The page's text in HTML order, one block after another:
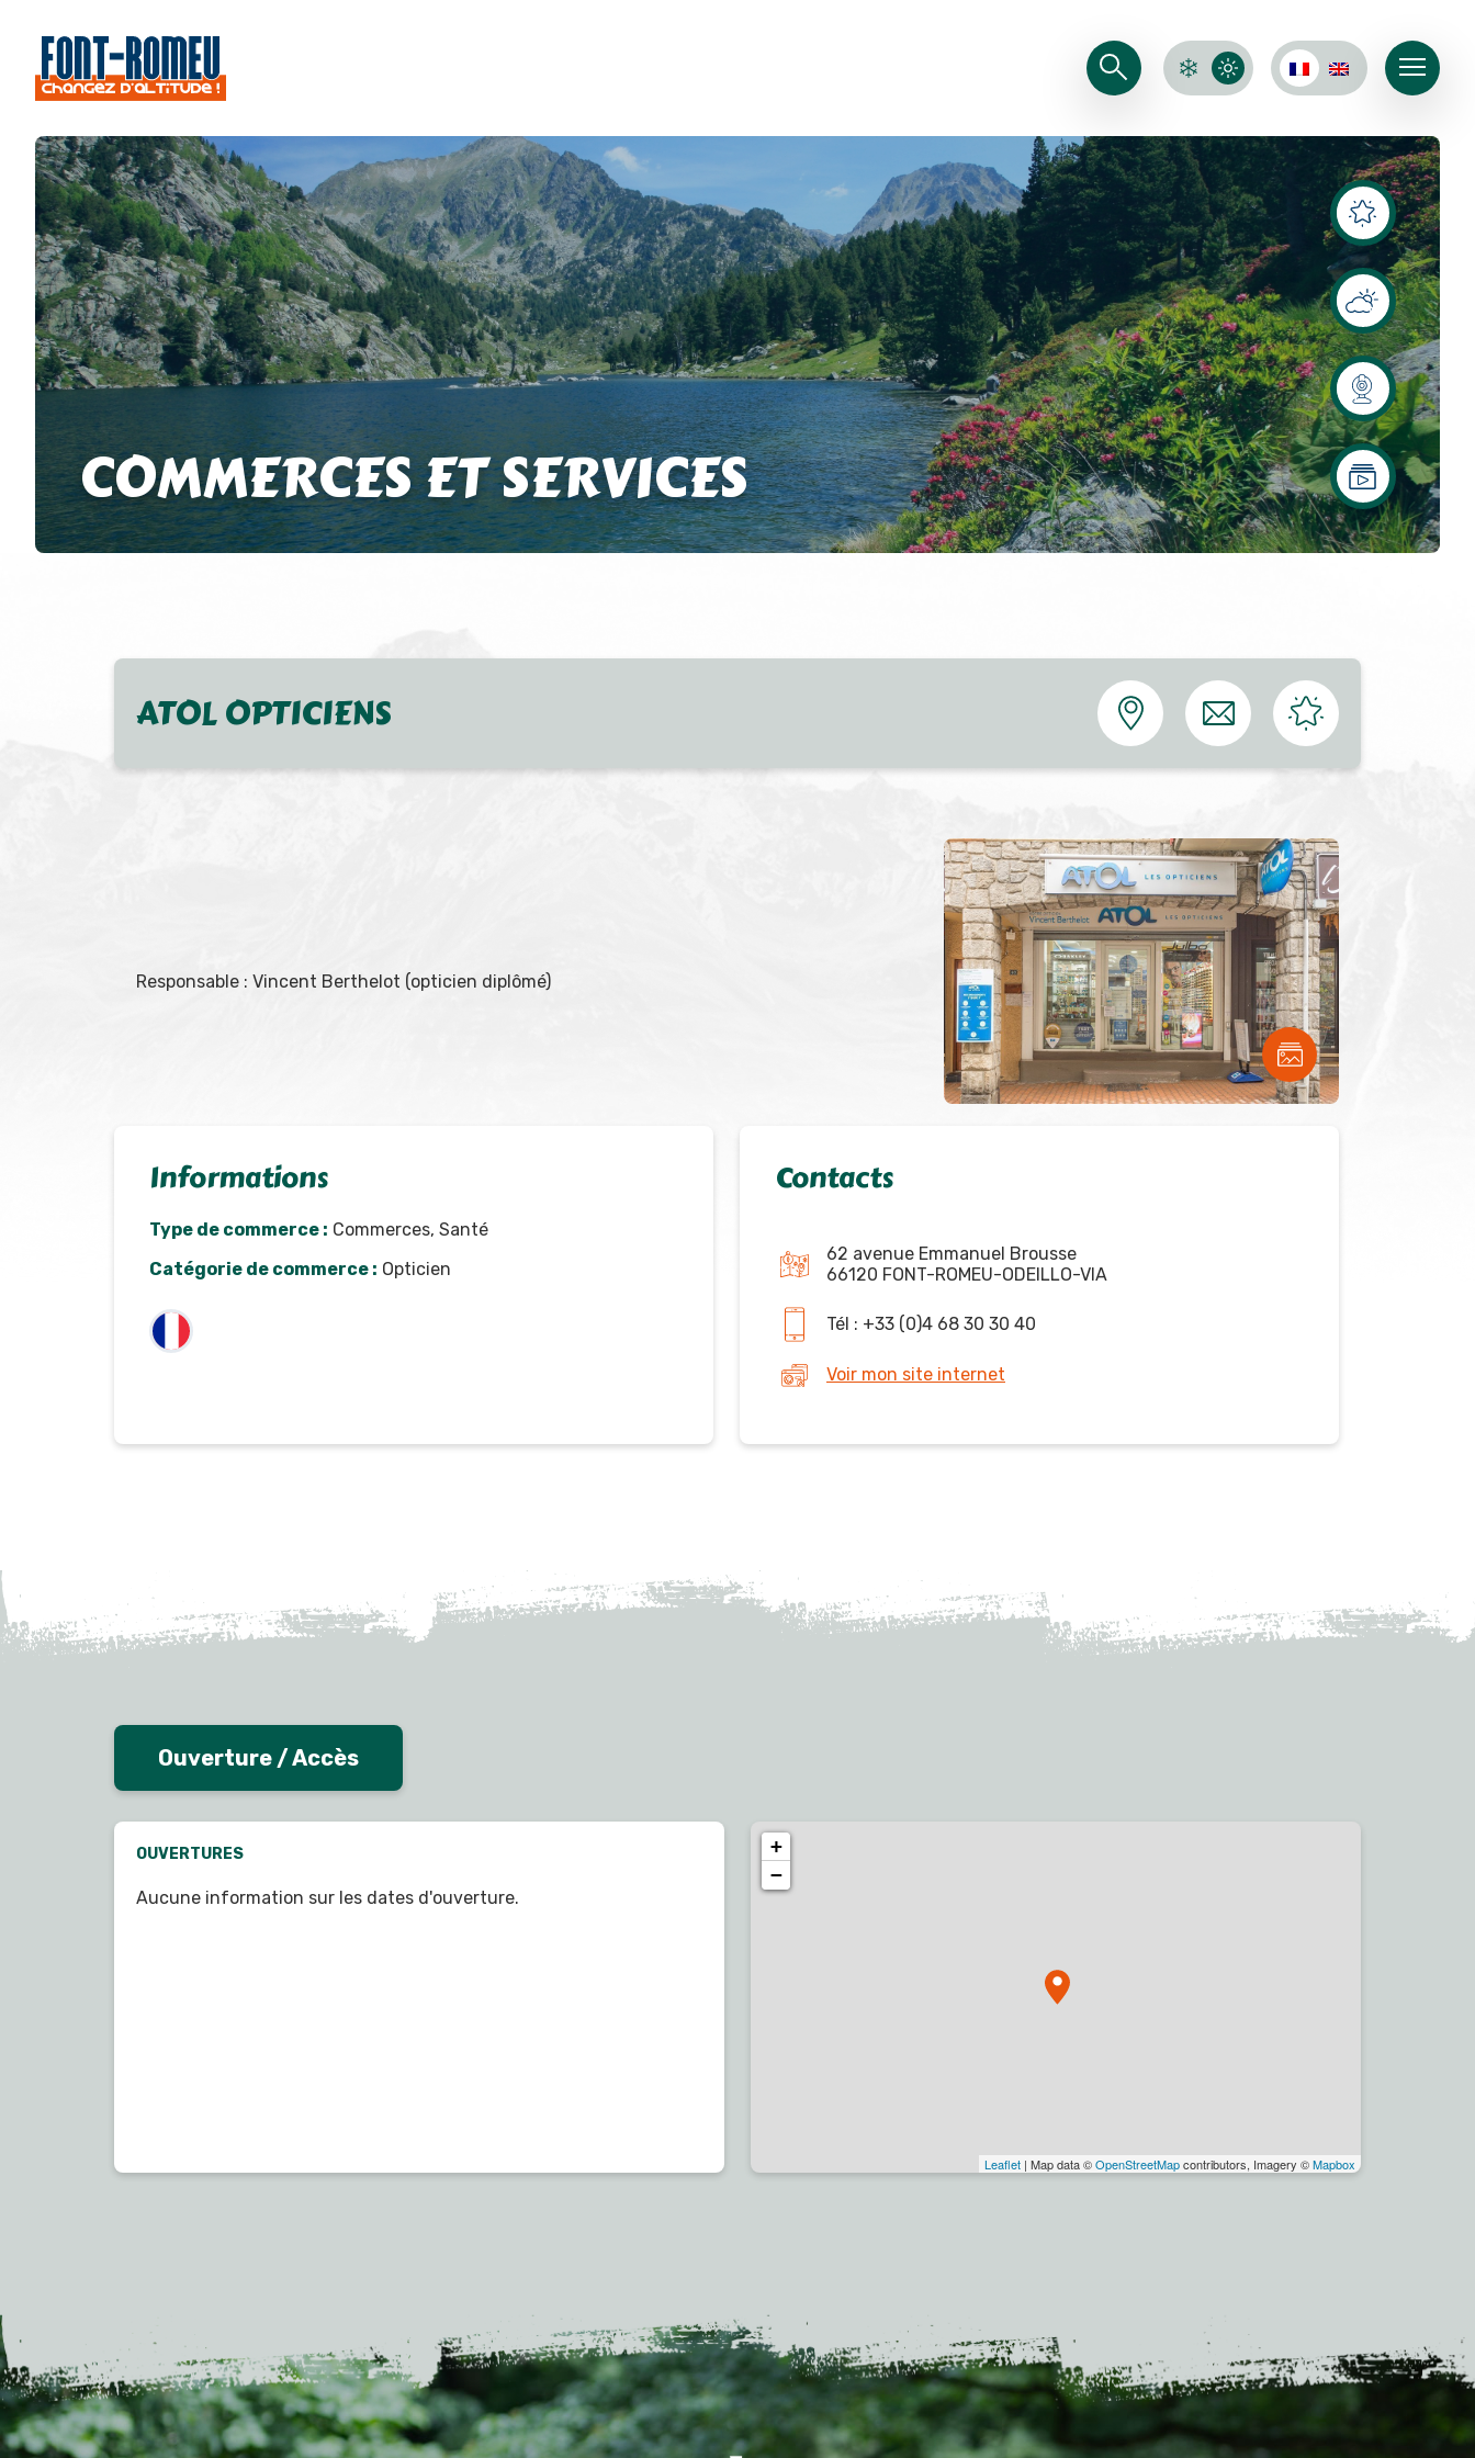
COMMERCES ET SERVICES
ATOL OPTICIENS
Responsable : Vincent Berthelot (opticien diplômé)
Informations
Type de commerce : Commerces, Santé
Catégorie de commerce : Opticien
Contacts
62 avenue Emmanuel Brousse
66120 FONT-ROMEU-ODEILLO-VIA
Tél : +33 (0)4 68 30 30 40
Voir mon site internet
Ouverture / Accès
OUVERTURES
Aucune information sur les dates d'ouverture.
+
−
Leaflet | Map data ©OpenStreetMapcontributors, Imagery ©Mapbox